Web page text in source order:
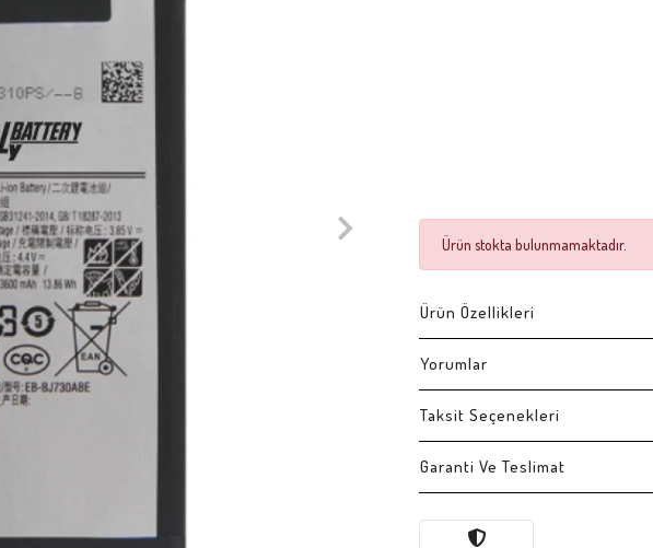
Ürün stokta bulunmamaktadır.
Ürün Özellikleri
Yorumlar
Taksit Seçenekleri
Garanti Ve Teslimat